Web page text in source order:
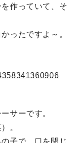
作っていて、そ
ったですよ～。
サーです。
。
子で、口を閉じ